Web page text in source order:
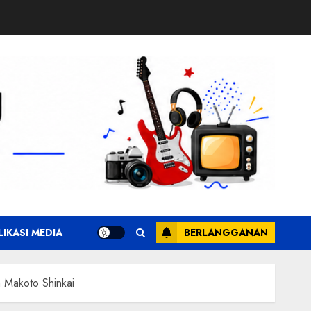
MEDIA BERLANGGANAN
Shinkai